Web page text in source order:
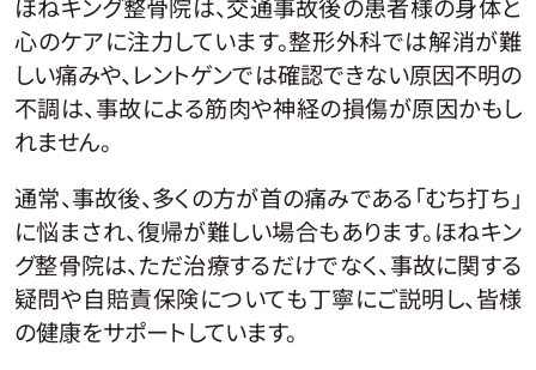
ほねキング整骨院は、交通事故後の患者様の身体と
心のケアに注力しています。整形外科では解消が難
しい痛みや、レントゲンでは確認できない原因不明の
不調は、事故による筋肉や神経の損傷が原因かもし
れません。
通常、事故後、多くの方が首の痛みである「むち打ち」
に悩まされ、復帰が難しい場合もあります。ほねキン
グ整骨院は、ただ治療するだけでなく、事故に関する
疑問や自賠責保険についても丁寧にご説明し、皆様
の健康をサポートしています。